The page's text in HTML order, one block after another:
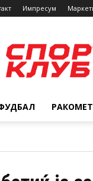
Импресум
РАКОМЕТ